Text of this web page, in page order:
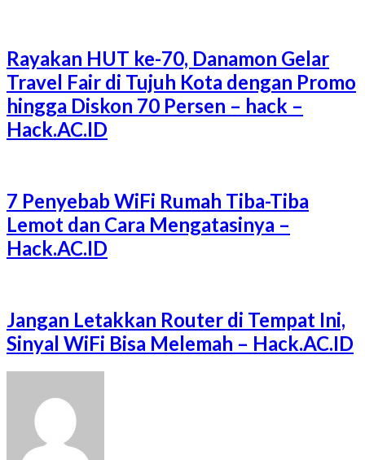
Rayakan HUT ke-70, Danamon Gelar
Travel Fair di Tujuh Kota dengan Promo
hingga Diskon 70 Persen – hack –
Hack.AC.ID
7 Penyebab WiFi Rumah Tiba-Tiba
Lemot dan Cara Mengatasinya –
Hack.AC.ID
Jangan Letakkan Router di Tempat Ini,
Sinyal WiFi Bisa Melemah – Hack.AC.ID